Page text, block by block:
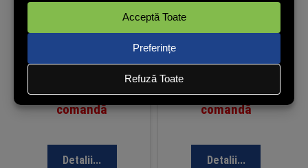
Piedestal Videowall Dahua DHI-
LS460UC-E/U-D1000 pentru
Monitor 46 inch, Montaj pe
Podea, Aluminiu, 1022 x 1000 x
comandă
Detalii...
Piedestal Videowall Dahua
pentru Monitor 46 inch,
Aluminiu Aeronautic, 1022 x
1000 x 265 mm, LS460UC-B-
comandă
Detalii...